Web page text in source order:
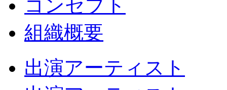
コンセプト
組織概要
出演アーティスト